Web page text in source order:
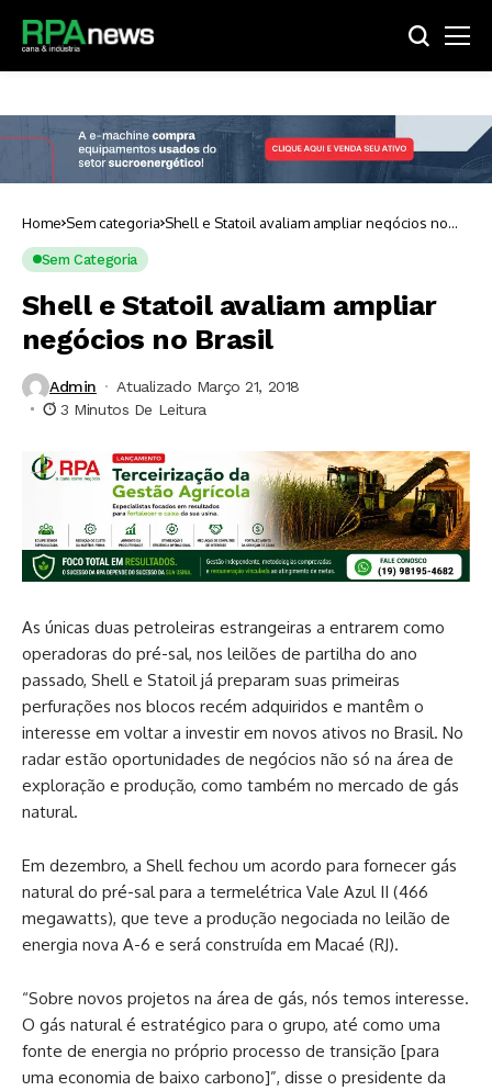
Home Sem categoria Shell e Statoil avaliam ampliar negócios no
Sem Categoria
Shell e Statoil avaliam ampliar
negócios no Brasil
Admin
Atualizado Março 21, 2018
3 Minutos De Leitura
As únicas duas petroleiras estrangeiras a entrarem como
operadoras do pré-sal, nos leilões de partilha do ano
passado, Shell e Statoil já preparam suas primeiras
perfurações nos blocos recém adquiridos e mantêm o
interesse em voltar a investir em novos ativos no Brasil. No
radar estão oportunidades de negócios não só na área de
exploração e produção, como também no mercado de gás
natural.
Em dezembro, a Shell fechou um acordo para fornecer gás
natural do pré-sal para a termelétrica Vale Azul II (466
megawatts), que teve a produção negociada no leilão de
energia nova A-6 e será construída em Macaé (RJ).
“Sobre novos projetos na área de gás, nós temos interesse.
O gás natural é estratégico para o grupo, até como uma
fonte de energia no próprio processo de transição [para
uma economia de baixo carbono]”, disse o presidente da